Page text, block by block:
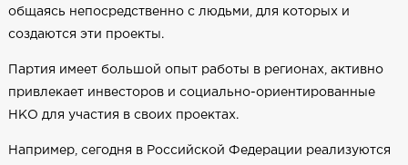
общаясь непосредственно с людьми, для которых и
создаются эти проекты.
Партия имеет большой опыт работы в регионах, активно
привлекает инвесторов и социально-ориентированные
НКО для участия в своих проектах.
Например, сегодня в Российской Федерации реализуются